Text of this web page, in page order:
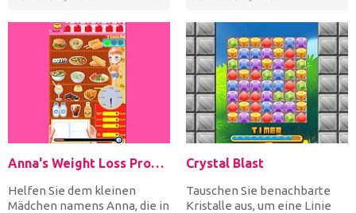
Anna's Weight Loss Program
Helfen Sie dem kleinen
Mädchen namens Anna, die in
Crystal Blast
Tauschen Sie benachbarte
Kristalle aus, um eine Linie